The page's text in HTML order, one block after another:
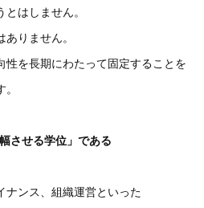
はしません。
りません。
性を長期にわたって固定することを
させる学位」である
ナンス、組織運営といった